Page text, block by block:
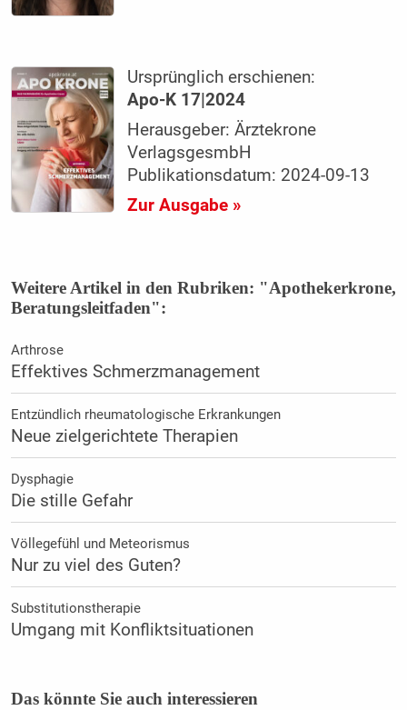
Ursprünglich erschienen:
Apo-K 17|2024
Herausgeber: Ärztekrone
VerlagsgesmbH
Publikationsdatum: 2024-09-13
Zur Ausgabe »
Weitere Artikel in den Rubriken: "Apothekerkrone,
Beratungsleitfaden":
Arthrose
Effektives Schmerzmanagement
Entzündlich rheumatologische Erkrankungen
Neue zielgerichtete Therapien
Dysphagie
Die stille Gefahr
Völlegefühl und Meteorismus
Nur zu viel des Guten?
Substitutionstherapie
Umgang mit Konfliktsituationen
Das könnte Sie auch interessieren